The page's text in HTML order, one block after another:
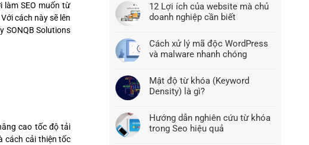
làm SEO muốn từ
cách này sẽ lên
SONQB Solutions
cao tốc độ tải
cách cải thiện tốc
12 Lợi ích của website mà chủ
doanh nghiệp cần biết
Cách xử lý mã độc WordPress
và malware nhanh chóng
Mật độ từ khóa (Keyword
Density) là gì?
Hướng dẫn nghiên cứu từ khóa
trong Seo hiệu quả